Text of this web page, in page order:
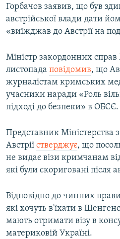
Горбачов заявив, що був
австрійської влади дати
«виїжджав до Австрії на
Міністр закордонних справ
листопада повідомив, що
журналістам кримських
учасники наради «Роль
підході до безпеки» в ОБСЄ.
Представник Міністерства
Австрії стверджує, що
не видає візи кримчанам
які були скориговані після
Відповідно до чинних
які хочуть в'їхати в
мають отримати візу в
материковій Україні.